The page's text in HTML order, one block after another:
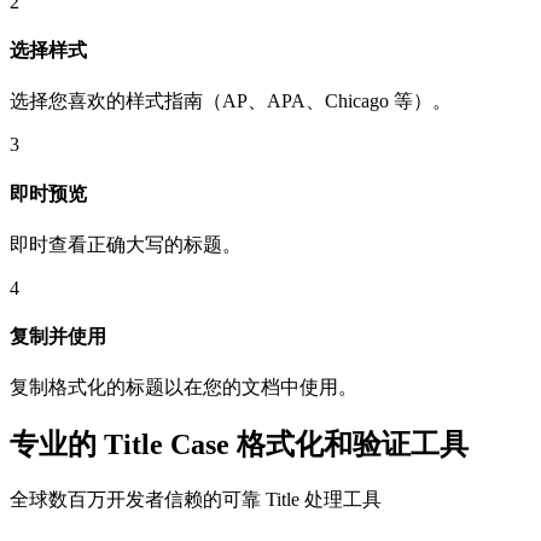
选择样式
选择您喜欢的样式指南（AP、APA、Chicago 等）。
3
即时预览
即时查看正确大写的标题。
4
复制并使用
复制格式化的标题以在您的文档中使用。
专业的 Title Case 格式化和验证工具
全球数百万开发者信赖的可靠 Title 处理工具